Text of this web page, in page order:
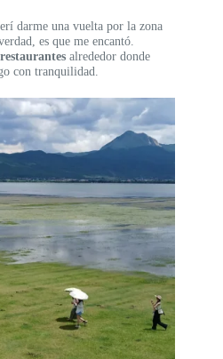
darme una vuelta por la zona
es que me encantó.
alrededor donde
con tranquilidad.